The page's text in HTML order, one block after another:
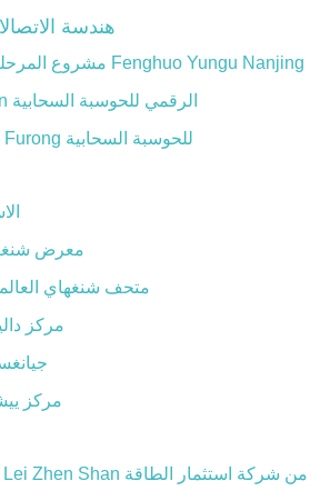
هندسة
مشروع المرحلة الأولى من Fenghuo Yungu Nanjing
مركز Fujian الرقمي للحوسبة السحابية
مركز بيانات Furong للحوسبة السحابية
معرض
متحف شنغهاي
مركز
مركز